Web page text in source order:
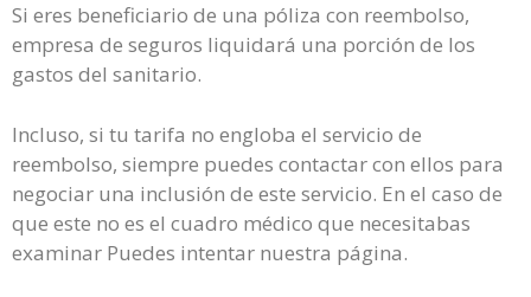
Si eres beneficiario de una póliza con reembolso,
empresa de seguros liquidará una porción de los
gastos del sanitario.
Incluso, si tu tarifa no engloba el servicio de
reembolso, siempre puedes contactar con ellos para
negociar una inclusión de este servicio. En el caso de
que este no es el cuadro médico que necesitabas
examinar Puedes intentar nuestra página.